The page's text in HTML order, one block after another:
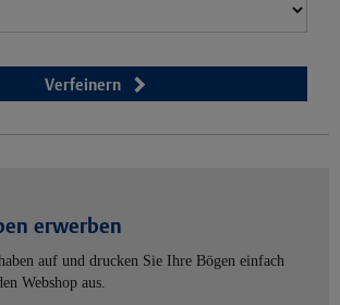
Verfeinern
erwerben
auf und drucken Sie Ihre Bögen einfach
Webshop aus.